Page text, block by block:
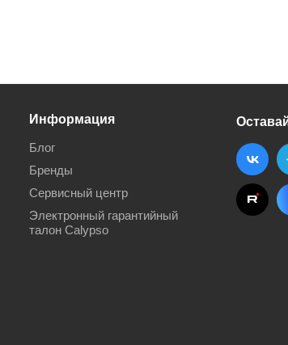
Информация
Блог
Бренды
Сервисный центр
Электронный гарантийный
талон Calypso